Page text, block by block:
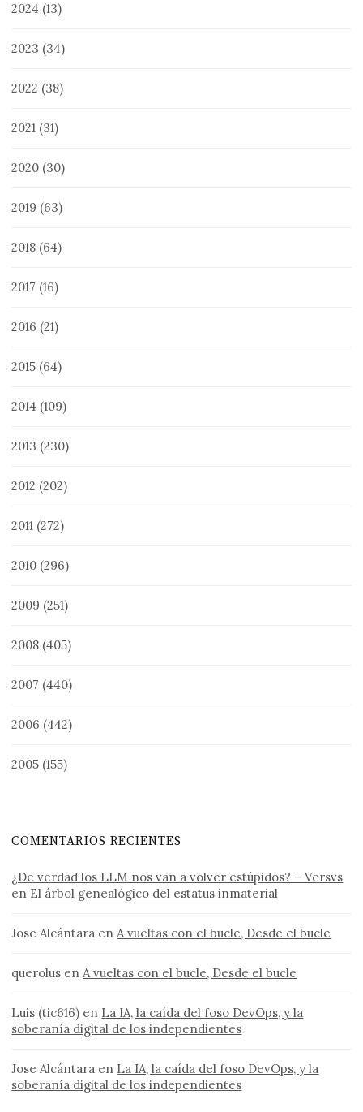
2024 (13)
2023 (34)
2022 (38)
2021 (31)
2020 (30)
2019 (63)
2018 (64)
2017 (16)
2016 (21)
2015 (64)
2014 (109)
2013 (230)
2012 (202)
2011 (272)
2010 (296)
2009 (251)
2008 (405)
2007 (440)
2006 (442)
2005 (155)
COMENTARIOS RECIENTES
¿De verdad los LLM nos van a volver estúpidos? – Versvs
en El árbol genealógico del estatus inmaterial
Jose Alcántara enA vueltas con el bucle, Desde el bucle
querolus enA vueltas con el bucle, Desde el bucle
Luis (tic616) en La IA, la caída del foso DevOps, y la
soberanía digital de los independientes
Jose Alcántara en La IA, la caída del foso DevOps, y la
soberanía digital de los independientes